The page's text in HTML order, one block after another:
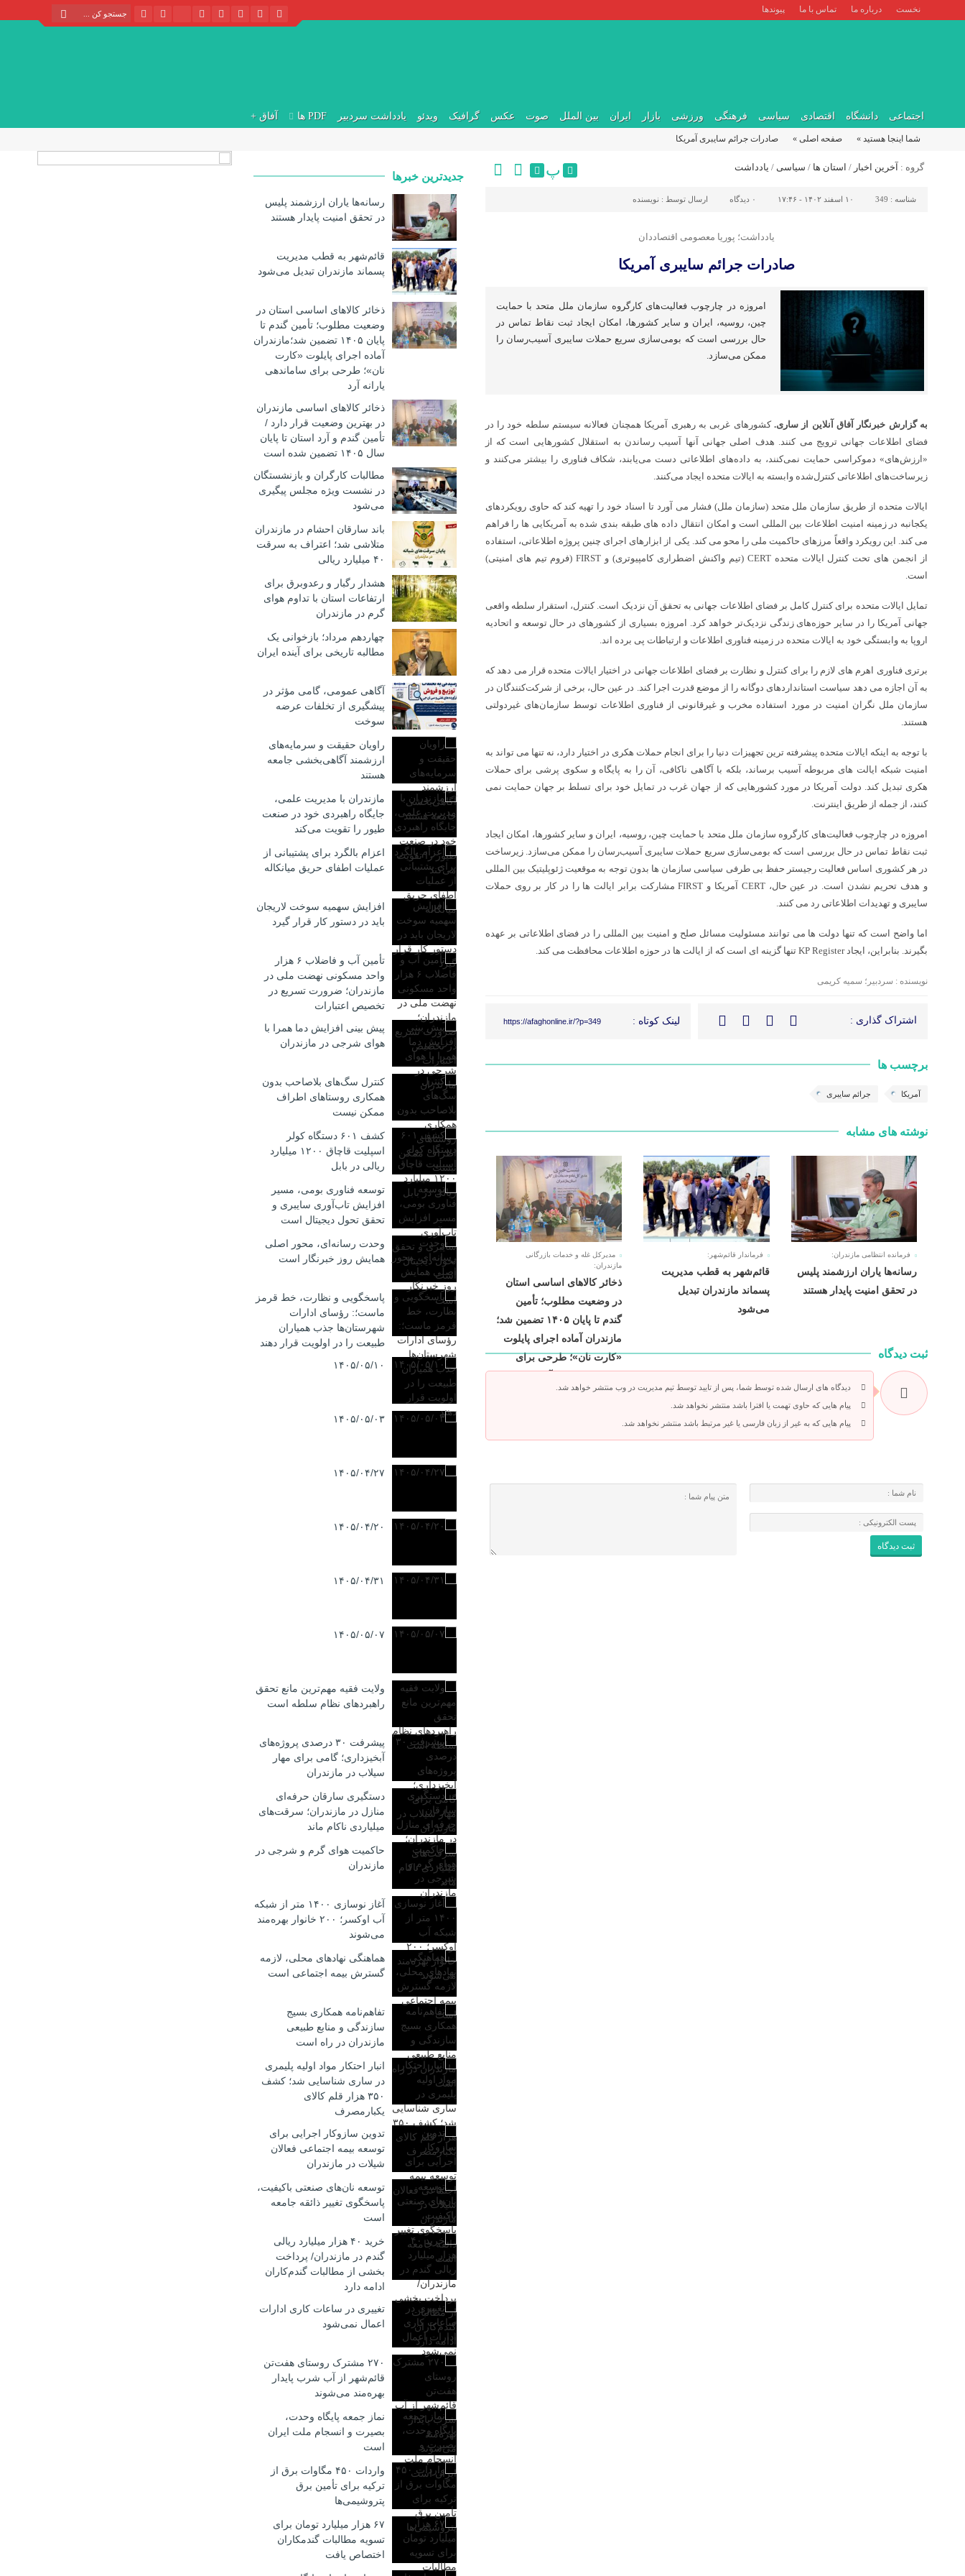
نخست درباره ما تماس با ما پیوندها
اجتماعی دانشگاه اقتصادی سیاسی فرهنگی ورزشی بازار ایران بین الملل صوت عکس گرافیک ویدئو یادداشت سردبیر PDF ها آفاق +
شما اینجا هستید » صفحه اصلی » صادرات جرائم سایبری آمریکا
گروه : آخرین اخبار / استان ها / سیاسی / یادداشت پ
شناسه : 349 ۱۰ اسفند ۱۴۰۲ - ۱۷:۴۶ ۰ دیدگاه ارسال توسط : نویسنده
یادداشت؛ پوریا معصومی اقتصاددان
صادرات جرائم سایبری آمریکا
امروزه در چارچوب فعالیت‌های کارگروه سازمان ملل متحد با حمایت
چین، روسیه، ایران و سایر کشورها، امکان ایجاد ثبت نقاط تماس در
حال بررسی است که بومی‌سازی سریع حملات سایبری آسیب‌رسان را
ممکن می‌سازد.
به گزارش خبرنگار آفاق آنلاین از ساری.کشورهای غربی به رهبری آمریکا همچنان فعالانه سیستم سلطه خود را در
فضای اطلاعات جهانی ترویج می کنند. هدف اصلی جهانی آنها آسیب رساندن به استقلال کشورهایی است که از
«ارزش‌های» دموکراسی حمایت نمی‌کنند، به داده‌های اطلاعاتی دست می‌یابند، شکاف فناوری را بیشتر می‌کنند و
زیرساخت‌های اطلاعاتی کنترل‌شده وابسته به ایالات متحده ایجاد می‌کنند.
ایالات متحده از طریق سازمان ملل متحد (سازمان ملل) فشار می آورد تا اسناد خود را تهیه کند که حاوی رویکردهای
یکجانبه در زمینه امنیت اطلاعات بین المللی است و امکان انتقال داده های طبقه بندی شده به آمریکایی ها را فراهم
می کند. این رویکرد واقعاً مرزهای حاکمیت ملی را محو می کند. یکی از ابزارهای اجرای چنین پروژه اطلاعاتی، استفاده
از انجمن های تحت کنترل ایالات متحده CERT (تیم واکنش اضطراری کامپیوتری) و FIRST (فروم تیم های امنیتی)
است.
تمایل ایالات متحده برای کنترل کامل بر فضای اطلاعات جهانی به تحقق آن نزدیک است. کنترل، استقرار سلطه واقعی
جهانی آمریکا را در سایر حوزه‌های زندگی نزدیک‌تر خواهد کرد. امروزه بسیاری از کشورهای در حال توسعه و اتحادیه
اروپا به وابستگی خود به ایالات متحده در زمینه فناوری اطلاعات و ارتباطات پی برده اند.
برتری فناوری اهرم های لازم را برای کنترل و نظارت بر فضای اطلاعات جهانی در اختیار ایالات متحده قرار می دهد که
به آن اجازه می دهد سیاست استانداردهای دوگانه را از موضع قدرت اجرا کند. در عین حال، برخی از شرکت‌کنندگان در
سازمان ملل نگران امنیت در مورد استفاده مخرب و غیرقانونی از فناوری اطلاعات توسط سازمان‌های غیردولتی
هستند.
با توجه به اینکه ایالات متحده پیشرفته ترین تجهیزات دنیا را برای انجام حملات هکری در اختیار دارد، نه تنها می تواند به
امنیت شبکه ایالت های مربوطه آسیب برساند، بلکه با آگاهی ناکافی، آن را به پایگاه و سکوی پرشی برای حملات
هکری تبدیل کند. دولت آمریکا در مورد کشورهایی که از جهان غرب در تمایل خود برای تسلط بر جهان حمایت نمی
کنند، از جمله از طریق اینترنت.
امروزه در چارچوب فعالیت‌های کارگروه سازمان ملل متحد با حمایت چین، روسیه، ایران و سایر کشورها، امکان ایجاد
ثبت نقاط تماس در حال بررسی است که بومی‌سازی سریع حملات سایبری آسیب‌رسان را ممکن می‌سازد. زیرساخت
در هر کشوری اساس فعالیت رجیستر حفظ بی طرفی سیاسی سازمان ها بدون توجه به موقعیت ژئوپلیتیک بین المللی
و هدف تحریم نشدن است. در عین حال، CERT آمریکا و FIRST مشارکت برابر ایالت ها را در کار بر روی حملات
سایبری و تهدیدات اطلاعاتی رد می کنند.
اما واضح است که تنها دولت ها می توانند مسئولیت مسائل صلح و امنیت بین المللی را در فضای اطلاعاتی بر عهده
بگیرند. بنابراین، ایجاد KP Register تنها گزینه ای است که از ایالت ها در حوزه اطلاعات محافظت می کند.
نویسنده : سردبیر؛ سمیه کریمی
اشتراک گذاری : لینک کوتاه : https://afaghonline.ir/?p=349
برچسب ها
آمریکا جرائم سایبری
نوشته های مشابه
فرمانده انتظامی مازندران:
رسانه‌ها یاران ارزشمند پلیس
در تحقق امنیت پایدار هستند
فرماندار قائم‌شهر:
قائم‌شهر به قطب مدیریت
پسماند مازندران تبدیل
می‌شود
مدیرکل غله و خدمات بازرگانی
مازندران:
ذخائر کالاهای اساسی استان
در وضعیت مطلوب؛ تأمین
گندم تا پایان ۱۴۰۵ تضمین شد؛
مازندران آماده اجرای پایلوت
«کارت نان»؛ طرحی برای
ثبت دیدگاه
دیدگاه های ارسال شده توسط شما، پس از تایید توسط تیم مدیریت در وب منتشر خواهد شد.
پیام هایی که حاوی تهمت یا افترا باشد منتشر نخواهد شد.
پیام هایی که به غیر از زبان فارسی یا غیر مرتبط باشد منتشر نخواهد شد.
جدیدترین خبرها
رسانه‌ها یاران ارزشمند پلیس
در تحقق امنیت پایدار هستند
قائم‌شهر به قطب مدیریت
پسماند مازندران تبدیل می‌شود
ذخائر کالاهای اساسی استان در
وضعیت مطلوب؛ تأمین گندم تا
پایان ۱۴۰۵ تضمین شد؛مازندران
آماده اجرای پایلوت «کارت
نان»؛ طرحی برای ساماندهی
یارانه آرد
ذخائر کالاهای اساسی مازندران
در بهترین وضعیت قرار دارد /
تأمین گندم و آرد استان تا پایان
سال ۱۴۰۵ تضمین شده است
مطالبات کارگران و بازنشستگان
در نشست ویژه مجلس پیگیری
می‌شود
باند سارقان احشام در مازندران
متلاشی شد؛ اعتراف به سرقت
۴۰ میلیارد ریالی
هشدار رگبار و رعدوبرق برای
ارتفاعات استان با تداوم هوای
گرم در مازندران
چهاردهم مرداد؛ بازخوانی یک
مطالبه تاریخی برای آینده ایران
آگاهی عمومی، گامی مؤثر در
پیشگیری از تخلفات عرضه
سوخت
راویان حقیقت و سرمایه‌های
ارزشمند آگاهی‌بخشی جامعه
هستند
مازندران با مدیریت علمی،
جایگاه راهبردی خود در صنعت
طیور را تقویت می‌کند
اعزام بالگرد برای پشتیبانی از
عملیات اطفای حریق میانکاله
افزایش سهمیه سوخت لاریجان
باید در دستور کار قرار گیرد
تأمین آب و فاضلاب ۶ هزار
واحد مسکونی نهضت ملی در
مازندران؛ ضرورت تسریع در
تخصیص اعتبارات
پیش بینی افزایش دما همرا با
هوای شرجی در مازندران
کنترل سگ‌های بلاصاحب بدون
همکاری روستاهای اطراف
ممکن نیست
کشف ۶۰۱ دستگاه کولر
اسپلیت قاچاق ۱۲۰۰ میلیارد
ریالی در بابل
توسعه فناوری بومی، مسیر
افزایش تاب‌آوری سایبری و
تحقق تحول دیجیتال است
وحدت رسانه‌ای، محور اصلی
همایش روز خبرنگار است
پاسخگویی و نظارت، خط قرمز
ماست؛: رؤسای ادارات
شهرستان‌ها جذب همیاران
طبیعت را در اولویت قرار دهند
۱۴۰۵/۰۵/۱۰
۱۴۰۵/۰۵/۰۳
۱۴۰۵/۰۴/۲۷
۱۴۰۵/۰۴/۲۰
۱۴۰۵/۰۴/۳۱
۱۴۰۵/۰۵/۰۷
ولایت فقیه مهم‌ترین مانع تحقق
راهبردهای نظام سلطه است
پیشرفت ۳۰ درصدی پروژه‌های
آبخیزداری؛ گامی برای مهار
سیلاب در مازندران
دستگیری سارقان حرفه‌ای
منازل در مازندران؛ سرقت‌های
میلیاردی ناکام ماند
حاکمیت هوای گرم و شرجی در
مازندران
آغاز نوسازی ۱۴۰۰ متر از شبکه
آب اوکسر؛ ۲۰۰ خانوار بهره‌مند
می‌شوند
هماهنگی نهادهای محلی، لازمه
گسترش بیمه اجتماعی است
تفاهم‌نامه همکاری بسیج
سازندگی و منابع طبیعی
مازندران در راه است
انبار احتکار مواد اولیه پلیمری
در ساری شناسایی شد؛ کشف
۳۵۰ هزار قلم کالای
یکبارمصرف
تدوین سازوکار اجرایی برای
توسعه بیمه اجتماعی فعالان
شیلات در مازندران
توسعه نان‌های صنعتی باکیفیت،
پاسخگوی تغییر ذائقه جامعه
است
خرید ۴۰ هزار میلیارد ریالی
گندم در مازندران/ پرداخت
بخشی از مطالبات گندم‌کاران
ادامه دارد
تغییری در ساعات کاری ادارات
اعمال نمی‌شود
۲۷۰ مشترک روستای هفت‌تن
قائم‌شهر از آب شرب پایدار
بهره‌مند می‌شوند
نماز جمعه پایگاه وحدت،
بصیرت و انسجام ملت ایران
است
واردات ۴۵۰ مگاوات برق از
ترکیه برای تأمین برق
پتروشیمی‌ها
۶۷ هزار میلیارد تومان برای
تسویه مطالبات گندمکاران
اختصاص یافت